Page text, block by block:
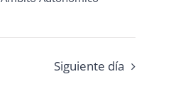
Siguiente día